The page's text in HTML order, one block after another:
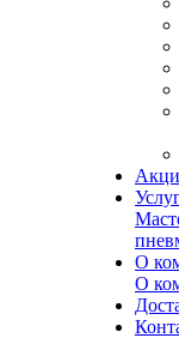
О
О